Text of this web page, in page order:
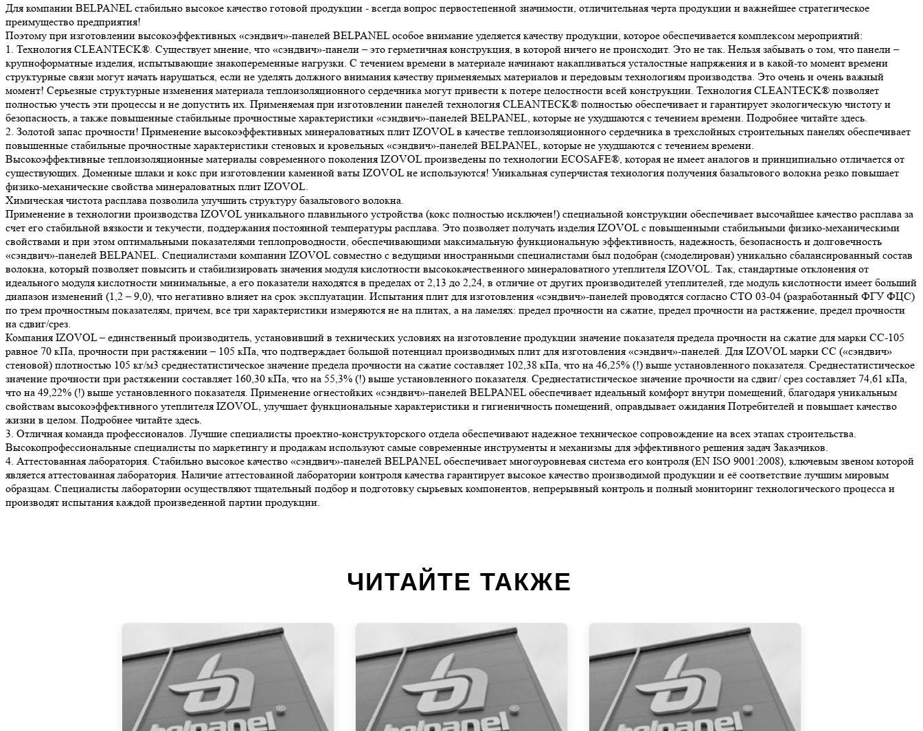
Для компании BELPANEL стабильно высокое качество готовой продукции - всегда вопрос первостепенной значимости, отличительная черта продукции и важнейшее стратегическое
преимущество предприятия!
Поэтому при изготовлении высокоэффективных «сэндвич»-панелей BELPANEL особое внимание уделяется качеству продукции, которое обеспечивается комплексом мероприятий:
1. Технология CLEANTECK®. Существует мнение, что «сэндвич»-панели – это герметичная конструкция, в которой ничего не происходит. Это не так. Нельзя забывать о том, что панели –
крупноформатные изделия, испытывающие знакопеременные нагрузки. С течением времени в материале начинают накапливаться усталостные напряжения и в какой-то момент времени
структурные связи могут начать нарушаться, если не уделять должного внимания качеству применяемых материалов и передовым технологиям производства. Это очень и очень важный
момент! Серьезные структурные изменения материала теплоизоляционного сердечника могут привести к потере целостности всей конструкции. Технология CLEANTECK® позволяет
полностью учесть эти процессы и не допустить их. Применяемая при изготовлении панелей технология CLEANTECK® полностью обеспечивает и гарантирует экологическую чистоту и
безопасность, а также повышенные стабильные прочностные характеристики «сэндвич»-панелей BELPANEL, которые не ухудшаются с течением времени. Подробнее читайте здесь.
2. Золотой запас прочности! Применение высокоэффективных минераловатных плит IZOVOL в качестве теплоизоляционного сердечника в трехслойных строительных панелях обеспечивает
повышенные стабильные прочностные характеристики стеновых и кровельных «сэндвич»-панелей BELPANEL, которые не ухудшаются с течением времени.
Высокоэффективные теплоизоляционные материалы современного поколения IZOVOL произведены по технологии ECOSAFE®, которая не имеет аналогов и принципиально отличается от
существующих. Доменные шлаки и кокс при изготовлении каменной ваты IZOVOL не используются! Уникальная суперчистая технология получения базальтового волокна резко повышает
физико-механические свойства минераловатных плит IZOVOL.
Химическая чистота расплава позволила улучшить структуру базальтового волокна.
Применение в технологии производства IZOVOL уникального плавильного устройства (кокс полностью исключен!) специальной конструкции обеспечивает высочайшее качество расплава за
счет его стабильной вязкости и текучести, поддержания постоянной температуры расплава. Это позволяет получать изделия IZOVOL с повышенными стабильными физико-механическими
свойствами и при этом оптимальными показателями теплопроводности, обеспечивающими максимальную функциональную эффективность, надежность, безопасность и долговечность
«сэндвич»-панелей BELPANEL. Специалистами компании IZOVOL совместно с ведущими иностранными специалистами был подобран (смоделирован) уникально сбалансированный состав
волокна, который позволяет повысить и стабилизировать значения модуля кислотности высококачественного минераловатного утеплителя IZOVOL. Так, стандартные отклонения от
идеального модуля кислотности минимальные, а его показатели находятся в пределах от 2,13 до 2,24, в отличие от других производителей утеплителей, где модуль кислотности имеет больший
диапазон изменений (1,2 – 9,0), что негативно влияет на срок эксплуатации. Испытания плит для изготовления «сэндвич»-панелей проводятся согласно СТО 03-04 (разработанный ФГУ ФЦС)
по трем прочностным показателям, причем, все три характеристики измеряются не на плитах, а на ламелях: предел прочности на сжатие, предел прочности на растяжение, предел прочности
на сдвиг/срез.
Компания IZOVOL – единственный производитель, установивший в технических условиях на изготовление продукции значение показателя предела прочности на сжатие для марки СС-105
равное 70 кПа, прочности при растяжении – 105 кПа, что подтверждает большой потенциал производимых плит для изготовления «сэндвич»-панелей. Для IZOVOL марки СС («сэндвич»
стеновой) плотностью 105 кг/м3 среднестатистическое значение предела прочности на сжатие составляет 102,38 кПа, что на 46,25% (!) выше установленного показателя. Среднестатистическое
значение прочности при растяжении составляет 160,30 кПа, что на 55,3% (!) выше установленного показателя. Среднестатистическое значение прочности на сдвиг/ срез составляет 74,61 кПа,
что на 49,22% (!) выше установленного показателя. Применение огнестойких «сэндвич»-панелей BELPANEL обеспечивает идеальный комфорт внутри помещений, благодаря уникальным
свойствам высокоэффективного утеплителя IZOVOL, улучшает функциональные характеристики и гигиеничность помещений, оправдывает ожидания Потребителей и повышает качество
жизни в целом. Подробнее читайте здесь.
3. Отличная команда профессионалов. Лучшие специалисты проектно-конструкторского отдела обеспечивают надежное техническое сопровождение на всех этапах строительства.
Высокопрофессиональные специалисты по маркетингу и продажам используют самые современные инструменты и механизмы для эффективного решения задач Заказчиков.
4. Аттестованная лаборатория. Стабильно высокое качество «сэндвич»-панелей BELPANEL обеспечивает многоуровневая система его контроля (EN ISO 9001:2008), ключевым звеном которой
является аттестованная лаборатория. Наличие аттестованной лаборатории контроля качества гарантирует высокое качество производимой продукции и её соответствие лучшим мировым
образцам. Специалисты лаборатории осуществляют тщательный подбор и подготовку сырьевых компонентов, непрерывный контроль и полный мониторинг технологического процесса и
производят испытания каждой произведенной партии продукции.
ЧИТАЙТЕ ТАКЖЕ